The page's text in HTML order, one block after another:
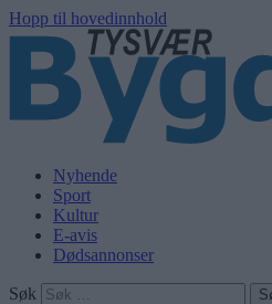
Hopp til hovedinnhold
Nyhende
Sport
Kultur
E-avis
Dødsannonser
Søk